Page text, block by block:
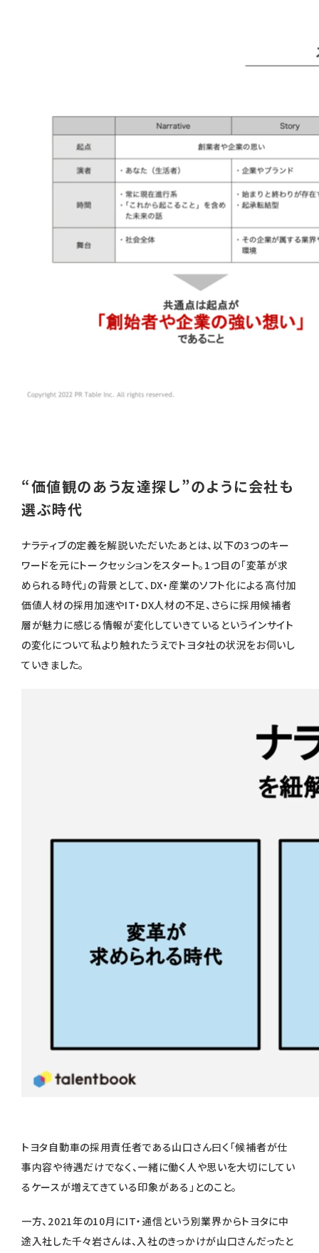
“価値観のあう友達探し”のように会社も
選ぶ時代
ナラティブの定義を解説いただいたあとは、以下の3つのキー
ワードを元にトークセッションをスタート。1つ目の「変革が求
められる時代」の背景として、DX・産業のソフト化による高付加
価値人材の採用加速やIT・DX人材の不足、さらに採用候補者
層が魅力に感じる情報が変化していきているというインサイト
の変化について私より触れたうえでトヨタ社の状況をお伺いし
ていきました。
トヨタ自動車の採用責任者である山口さん曰く「候補者が仕
事内容や待遇だけでなく、一緒に働く人や思いを大切にしてい
るケースが増えてきている印象がある」とのこと。
一方、2021年の10月にIT・通信という別業界からトヨタに中
途入社した千々岩さんは、入社のきっかけが山口さんだったと